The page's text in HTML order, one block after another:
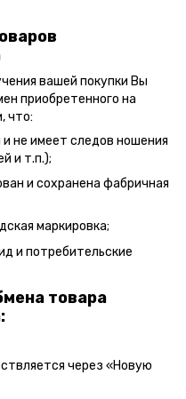
вашей покупки Вы
приобретенного на
что:
не имеет следов ношения
и т.п.);
и сохранена фабричная
маркировка;
и потребительские
товара
через «Новую